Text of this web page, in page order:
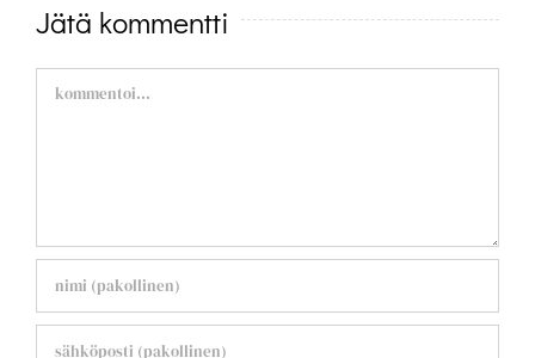
Jätä kommentti
Comment